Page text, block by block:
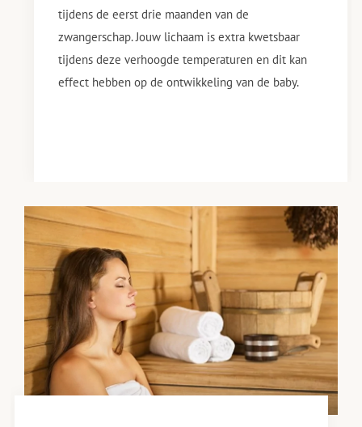
tijdens de eerst drie maanden van de
zwangerschap. Jouw lichaam is extra kwetsbaar
tijdens deze verhoogde temperaturen en dit kan
effect hebben op de ontwikkeling van de baby.